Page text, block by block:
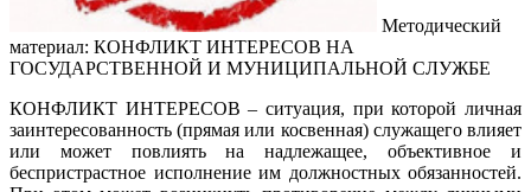
Методический
материал: КОНФЛИКТ ИНТЕРЕСОВ НА
ГОСУДАРСТВЕННОЙ И МУНИЦИПАЛЬНОЙ СЛУЖБЕ
КОНФЛИКТ ИНТЕРЕСОВ – ситуация, при которой личная
заинтересованность (прямая или косвенная) служащего влияет
или может повлиять на надлежащее, объективное и
беспристрастное исполнение им должностных обязанностей.